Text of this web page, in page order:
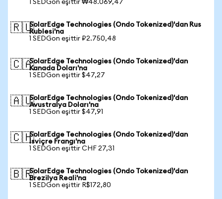
1 SEDGon eşittir ₩48.069,47
🇷🇺SolarEdge Technologies (Ondo Tokenized)'dan Rus
Rublesi'na
1 SEDGon eşittir ₽2.750,48
🇨🇦SolarEdge Technologies (Ondo Tokenized)'dan
Kanada Doları'na
1 SEDGon eşittir $47,27
🇦🇺SolarEdge Technologies (Ondo Tokenized)'dan
Avustralya Doları'na
1 SEDGon eşittir $47,91
🇨🇭SolarEdge Technologies (Ondo Tokenized)'dan
İsviçre Frangı'na
1 SEDGon eşittir CHF 27,31
🇧🇷SolarEdge Technologies (Ondo Tokenized)'dan
Brezilya Reali'na
1 SEDGon eşittir R$172,80